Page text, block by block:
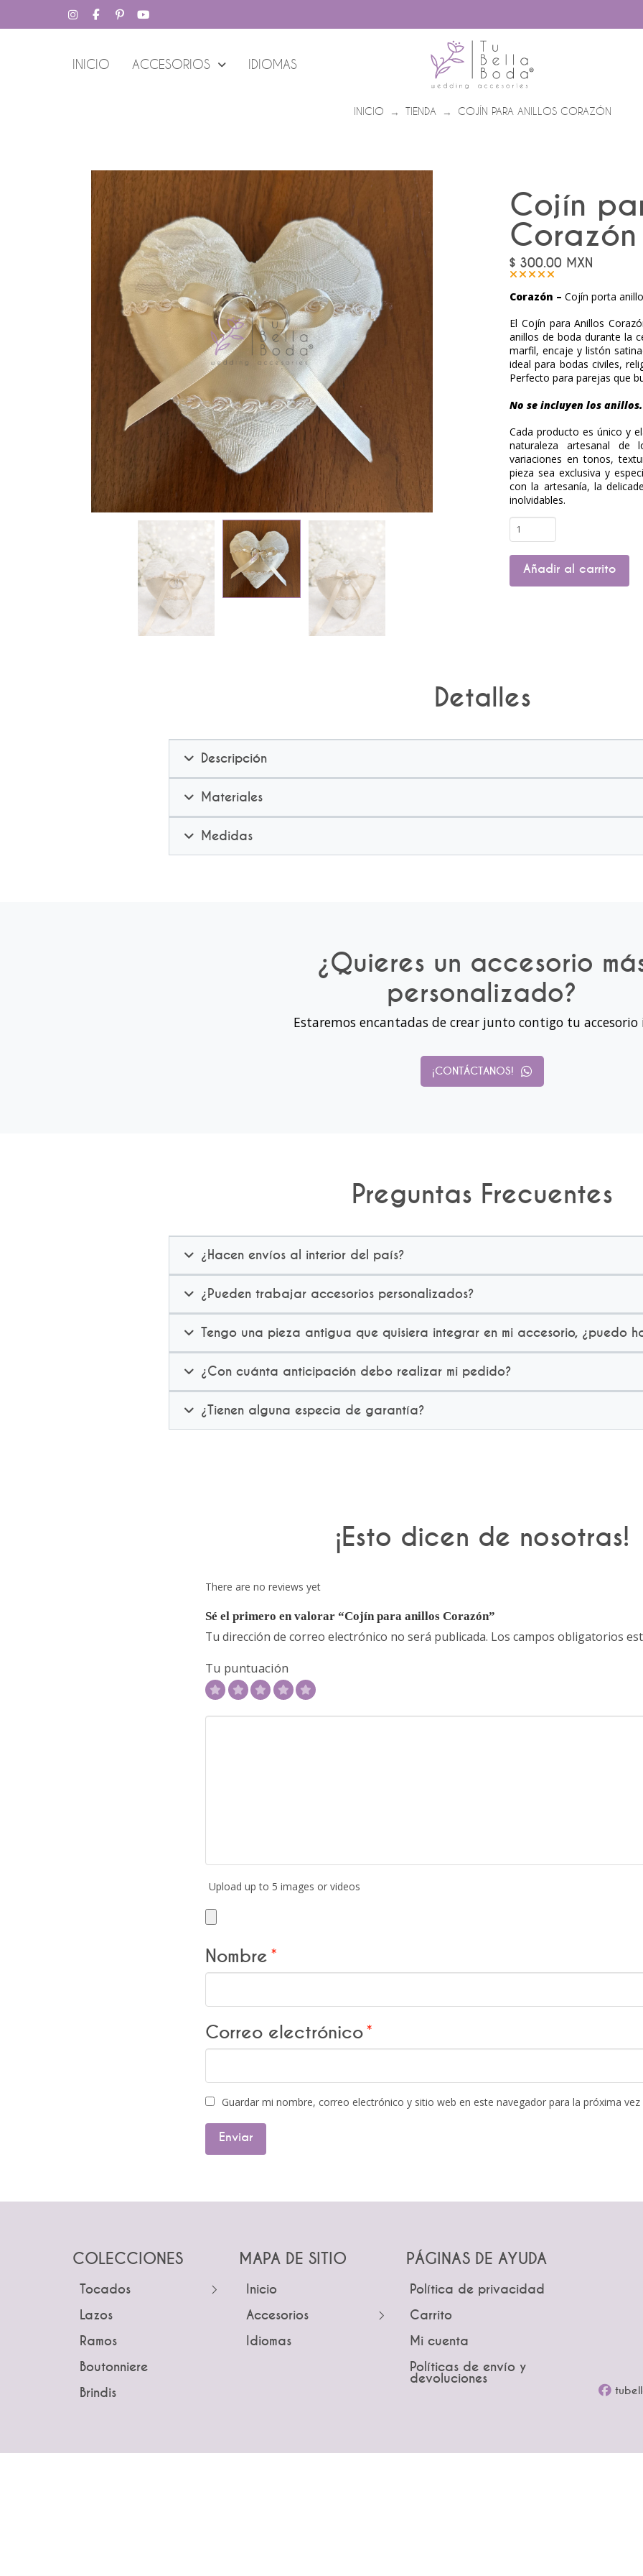
INICIO ACCESORIOS IDIOMAS
INICIO → TIENDA → COJÍN PARA ANILLOS CORAZÓN
Cojín
Corazón
$ 300.00 MXN
Corazón – Cojín porta
El Cojín para Anillos
anillos de boda durante la
marfil, encaje y listón
ideal para bodas civiles,
Perfecto para parejas que
No se incluyen los anillos.
Cada producto es único y
naturaleza artesanal de
variaciones en tonos,
pieza sea exclusiva y
con la artesanía, la
inolvidables.
Cojín
para
anillos
Corazón
cantidad
Añadir al carrito
Detalles
Descripción
Materiales
Medidas
¿Quieres un accesorio
personalizado?
Estaremos encantadas de crear junto contigo tu accesorio
¡CONTÁCTANOS!
Preguntas Frecuentes
¿Hacen envíos al interior del país?
¿Pueden trabajar accesorios personalizados?
Tengo una pieza antigua que quisiera integrar en mi accesorio, ¿puedo
¿Con cuánta anticipación debo realizar mi pedido?
¿Tienen alguna especia de garantía?
¡Esto dicen de nosotras!
There are no reviews yet
Sé el primero en valorar “Cojín para anillos Corazón”
Tu dirección de correo electrónico no será publicada. Los campos obligatorios
Tu puntuación
Upload up to 5 images or videos
Nombre*
Correo electrónico*
Guardar mi nombre, correo electrónico y sitio web en este navegador para la próxima
COLECCIONES
Tocados
← Atrás
Guías
Peinetas
Pines
Tiaras y Coronas
Lazos
Ramos
Boutonniere
Brindis
MAPA DE SITIO
Inicio
Accesorios
← Atrás
Tocados
← Atrás
Peinetas
Pines
Lazos
Idiomas
PÁGINAS DE AYUDA
Política de privacidad
Carrito
Mi cuenta
Políticas de envío y
devoluciones